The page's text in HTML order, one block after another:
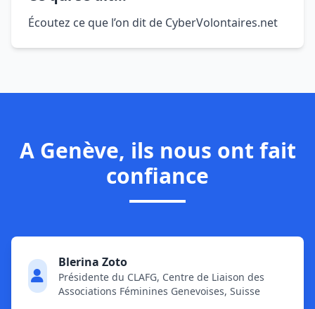
Écoutez ce que l’on dit de CyberVolontaires.net
A Genève, ils nous ont fait
confiance
Blerina Zoto
Présidente du CLAFG, Centre de Liaison des
Associations Féminines Genevoises, Suisse